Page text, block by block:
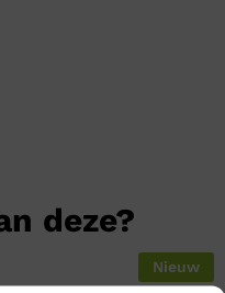
deze?
Nieuw